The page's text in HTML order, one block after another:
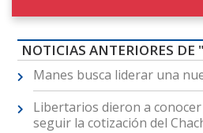
NOTICIAS ANTERIORES DE
Manes busca liderar una
Libertarios dieron a
seguir la cotización del